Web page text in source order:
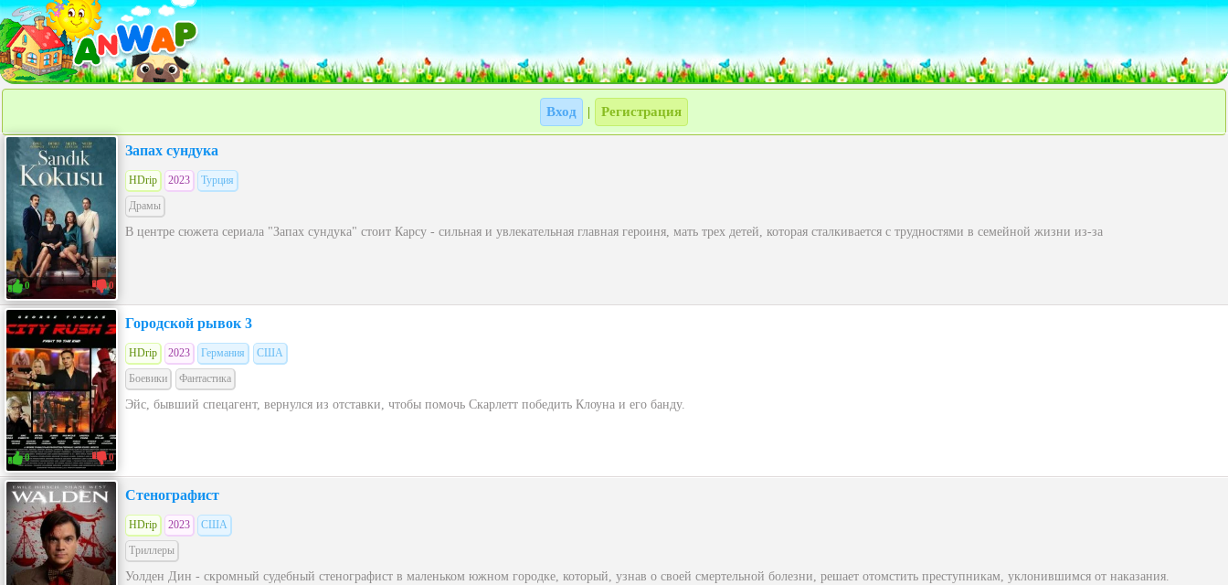
Вход Регистрация
0 0
Запах сундука
HDrip 2023
Турция
Драмы
В центре сюжета сериала "Запах сундука" стоит Карсу - сильная и увлекательная главная героиня, мать трех детей, которая сталкивается с трудностями в семейной жизни из-за
0 0
Городской рывок 3
HDrip 2023 Германия
США
Боевики
Фантастика
Эйс, бывший спецагент, вернулся из отставки, чтобы помочь Скарлетт победить Клоуна и его банду.
Стенографист
HDrip 2023
США
Триллеры
Уолден Дин - скромный судебный стенографист в маленьком южном городке, который, узнав о своей смертельной болезни, решает отомстить преступникам, уклонившимся от наказания.